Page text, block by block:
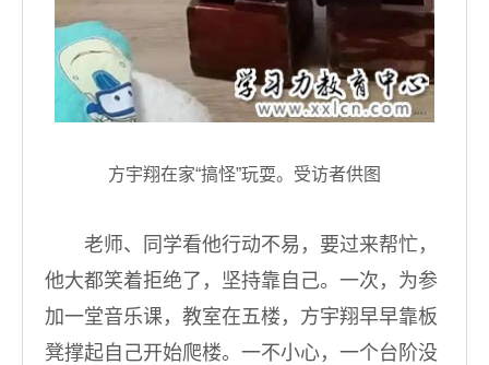
方宇翔在家“搞怪”玩耍。受访者供图
老师、同学看他行动不易，要过来帮忙，
他大都笑着拒绝了，坚持靠自己。一次，为参
加一堂音乐课，教室在五楼，方宇翔早早靠板
凳撑起自己开始爬楼。一不小心，一个台阶没